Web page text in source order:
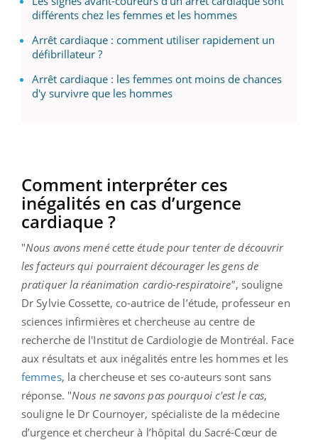
différents chez les femmes et les hommes
Arrêt cardiaque : comment utiliser rapidement un
défibrillateur ?
Arrêt cardiaque : les femmes ont moins de chances
d'y survivre que les hommes
Comment interpréter ces
inégalités en cas d’urgence
cardiaque ?
"Nous avons mené cette étude pour tenter de découvrir
les facteurs qui pourraient décourager les gens de
pratiquer la réanimation cardio-respiratoire", souligne
Dr Sylvie Cossette, co-autrice de l’étude, professeur en
sciences infirmières et chercheuse au centre de
recherche de l'Institut de Cardiologie de Montréal. Face
aux résultats et aux inégalités entre les hommes et les
femmes, la chercheuse et ses co-auteurs sont sans
réponse. "Nous ne savons pas pourquoi c'est le cas,
souligne le Dr Cournoyer, spécialiste de la médecine
d’urgence et chercheur à l’hôpital du Sacré-Cœur de